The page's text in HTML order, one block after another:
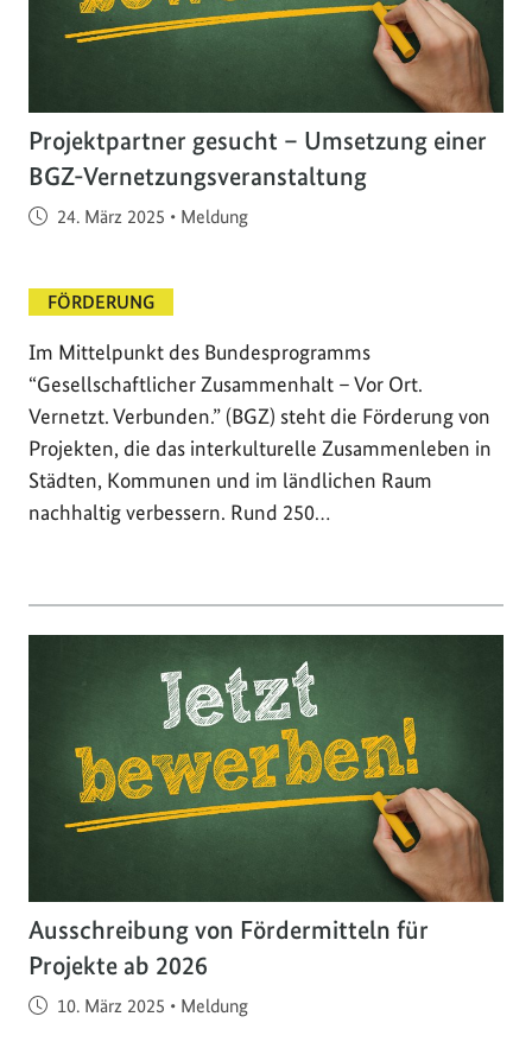
Projektpartner gesucht – Umsetzung einer
BGZ-Vernetzungsveranstaltung
Veröffentlicht am
24. März 2025 • Meldung
FÖRDERUNG
Im Mittelpunkt des Bundesprogramms
“Gesellschaftlicher Zusammenhalt – Vor Ort.
Vernetzt. Verbunden.” (BGZ) steht die Förderung von
Projekten, die das interkulturelle Zusammenleben in
Städten, Kommunen und im ländlichen Raum
nachhaltig verbessern. Rund 250…
Ausschreibung von Fördermitteln für
Projekte ab 2026
Veröffentlicht am
10. März 2025 • Meldung